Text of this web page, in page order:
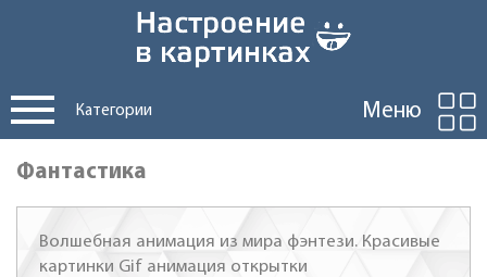
Категории Меню
Фантастика
Волшебная анимация из мира фэнтези. Красивые
картинки Gif анимация открытки